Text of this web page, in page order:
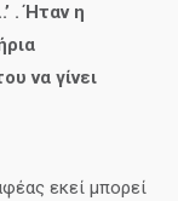
. Ήταν η
να γίνει
εκεί μπορεί